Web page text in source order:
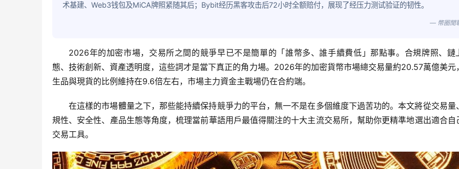
术基建、Web3钱包及MiCA牌照紧随其后；Bybit经历黑客攻击后72小时全额赔付，展现了经压力测试验证的韧性。
— 幣圈閒
2026年的加密市場，交易所之間的競爭早已不是簡單的「誰幣多、誰手續費低」那點事。合規牌照、鏈
態、技術創新、資產透明度，這些詞才是當下真正的角力場。2026年的加密貨幣市場總交易量約20.57萬億美元
生品與現貨的比例維持在9.6倍左右，市場主力資金主戰場仍在合約端。
在這樣的市場體量之下，那些能持續保持競爭力的平台，無一不是在多個維度下過苦功的。本文將從交易量
規性、安全性、產品生態等角度，梳理當前華語用戶最值得關注的十大主流交易所，幫助你更精準地選出適合自
交易工具。